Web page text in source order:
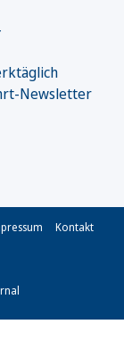
Newsletter
Kontakt